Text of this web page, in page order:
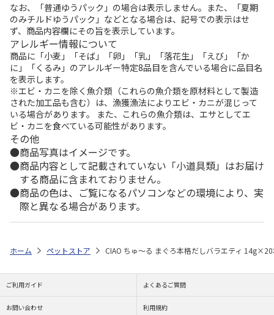
なお、「普通ゆうパック」の場合は表示しません。また、「夏期
のみチルドゆうパック」などとなる場合は、記号での表示はせ
ず、商品内容欄にその旨を表示しています。
アレルギー情報について
商品に「小麦」「そば」「卵」「乳」「落花生」「えび」「か
に」「くるみ」のアレルギー特定8品目を含んでいる場合に品目名
を表示します。
※エビ・カニを除く魚介類（これらの魚介類を原材料として製造
された加工品も含む）は、漁獲漁法によりエビ・カニが混じって
いる場合があります。 また、これらの魚介類は、エサとしてエ
ビ・カニを食べている可能性があります。
その他
商品写真はイメージです。
商品内容として記載されていない「小道具類」はお届け
する商品に含まれておりません。
商品の色は、ご覧になるパソコンなどの環境により、実
際と異なる場合があります。
ホーム ペットストア CIAO ちゅ～る まぐろ本格だしバラエティ
ご利用ガイド よくあるご質問
お問い合わせ 利用規約